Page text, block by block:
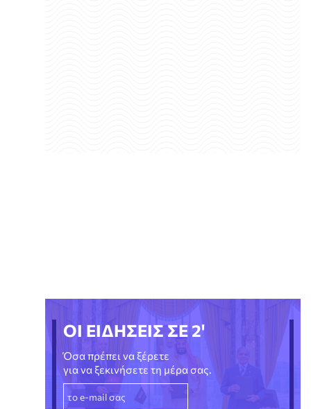
ΟΙ ΕΙΔΗΣΕΙΣ ΣΕ 2'
Όσα πρέπει να ξέρετε
για να ξεκινήσετε τη μέρα σας.